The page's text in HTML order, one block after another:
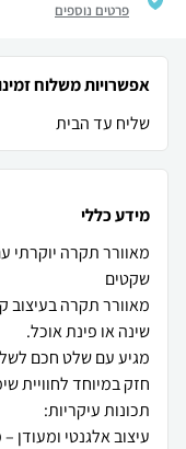
פרטים נוספים
אפשרויות משלוח
שליח עד הבית
מידע כללי
מאוורר תקרה יוקרתי
מאוורר תקרה בעיצוב
עיצוב אלגנטי ומעודן